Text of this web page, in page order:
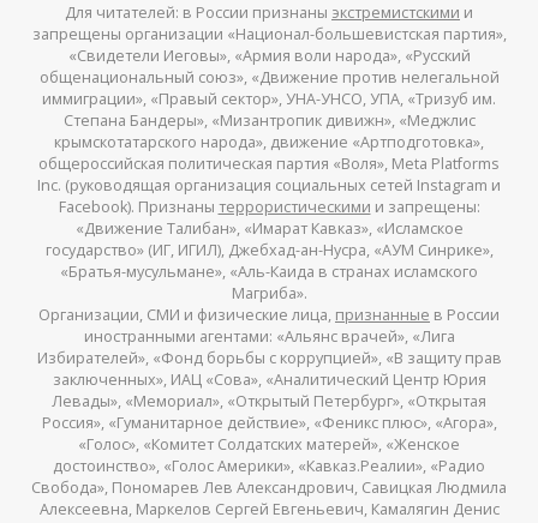
Для читателей: в России признаны экстремистскими и
запрещены организации «Национал-большевистская партия»,
«Свидетели Иеговы», «Армия воли народа», «Русский
общенациональный союз», «Движение против нелегальной
иммиграции», «Правый сектор», УНА-УНСО, УПА, «Тризуб им.
Степана Бандеры», «Мизантропик дивижн», «Меджлис
крымскотатарского народа», движение «Артподготовка»,
общероссийская политическая партия «Воля», Meta Platforms
Inc. (руководящая организация социальных сетей Instagram и
Facebook). Признаны террористическими и запрещены:
«Движение Талибан», «Имарат Кавказ», «Исламское
государство» (ИГ, ИГИЛ), Джебхад-ан-Нусра, «АУМ Синрике»,
«Братья-мусульмане», «Аль-Каида в странах исламского
Магриба».
Организации, СМИ и физические лица, признанные в России
иностранными агентами: «Альянс врачей», «Лига
Избирателей», «Фонд борьбы с коррупцией», «В защиту прав
заключенных», ИАЦ «Сова», «Аналитический Центр Юрия
Левады», «Мемориал», «Открытый Петербург», «Открытая
Россия», «Гуманитарное действие», «Феникс плюс», «Агора»,
«Голос», «Комитет Солдатских матерей», «Женское
достоинство», «Голос Америки», «Кавказ.Реалии», «Радио
Свобода», Пономарев Лев Александрович, Савицкая Людмила
Алексеевна, Маркелов Сергей Евгеньевич, Камалягин Денис